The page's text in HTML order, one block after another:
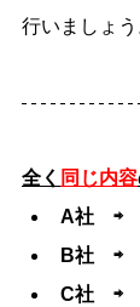
行いましょう
全く 同じ内容
A社　⇨
B社　⇨
C社　⇨